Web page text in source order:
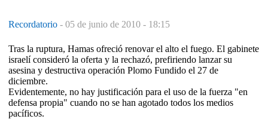
Recordatorio - 05 de junio de 2010 - 18:15
Tras la ruptura, Hamas ofreció renovar el alto el fuego. El gabinete
israelí consideró la oferta y la rechazó, prefiriendo lanzar su
asesina y destructiva operación Plomo Fundido el 27 de
diciembre.
Evidentemente, no hay justificación para el uso de la fuerza "en
defensa propia" cuando no se han agotado todos los medios
pacíficos.